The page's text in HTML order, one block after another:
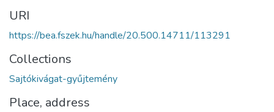
URI
https://bea.fszek.hu/handle/20.500.14711/113291
Collections
Sajtókivágat-gyűjtemény
Place, address